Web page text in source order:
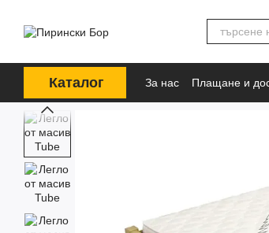
Каталог За нас Плащане и